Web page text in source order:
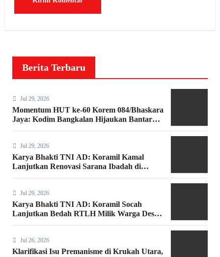
Berita Terbaru
Jul 29, 2026
Momentum HUT ke-60 Korem 084/Bhaskara
Jaya: Kodim Bangkalan Hijaukan Bantaran
Jul 29, 2026
Karya Bhakti TNI AD: Koramil Kamal
Lanjutkan Renovasi Sarana Ibadah di
Jul 29, 2026
Karya Bhakti TNI AD: Koramil Socah
Lanjutkan Bedah RTLH Milik Warga Desa
Jul 26, 2026
Klarifikasi Isu Premanisme di Krukah Utara,